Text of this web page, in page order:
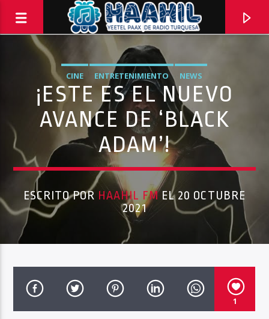
PROGRAMA ACTUAL
EL BAÑO MX
CINE ENTRETENIMIENTO NEWS
¡ESTE ES EL NUEVO
AVANCE DE ‘BLACK
ADAM’!
ESCRITO POR HAAHIL FMEL 20 OCTUBRE
2021
1